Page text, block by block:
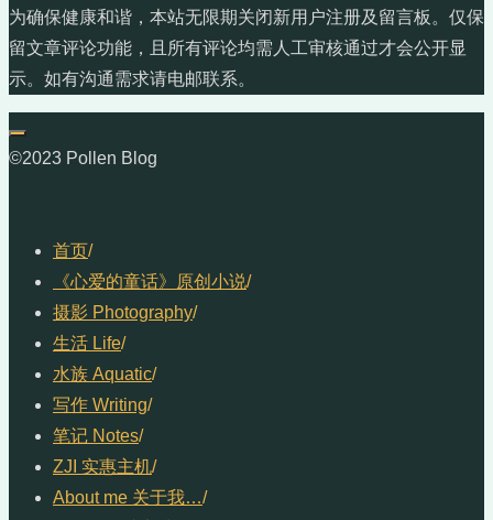
为确保健康和谐，本站无限期关闭新用户注册及留言板。仅保
留文章评论功能，且所有评论均需人工审核通过才会公开显
示。如有沟通需求请电邮联系。
©2023 Pollen Blog
首页/
《心爱的童话》原创小说/
摄影 Photography/
生活 Life/
水族 Aquatic/
写作 Writing/
笔记 Notes/
ZJI 实惠主机/
About me 关于我…/